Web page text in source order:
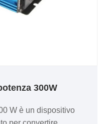
300W
W è un dispositivo